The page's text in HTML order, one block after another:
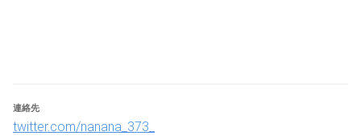
ボタンで行う際、移動操作を複数の入力系統に割り当て
ることはできません。
連絡先
twitter.com/nanana_373_